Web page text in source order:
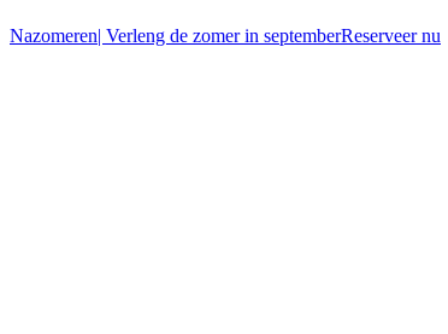
Nazomeren| Verleng de zomer in septemberReserveer nu